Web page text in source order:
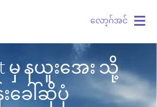
လော့ဂ်အင်
မှ နယူးအေး သို့
းခေါ်ဆိုပုံ